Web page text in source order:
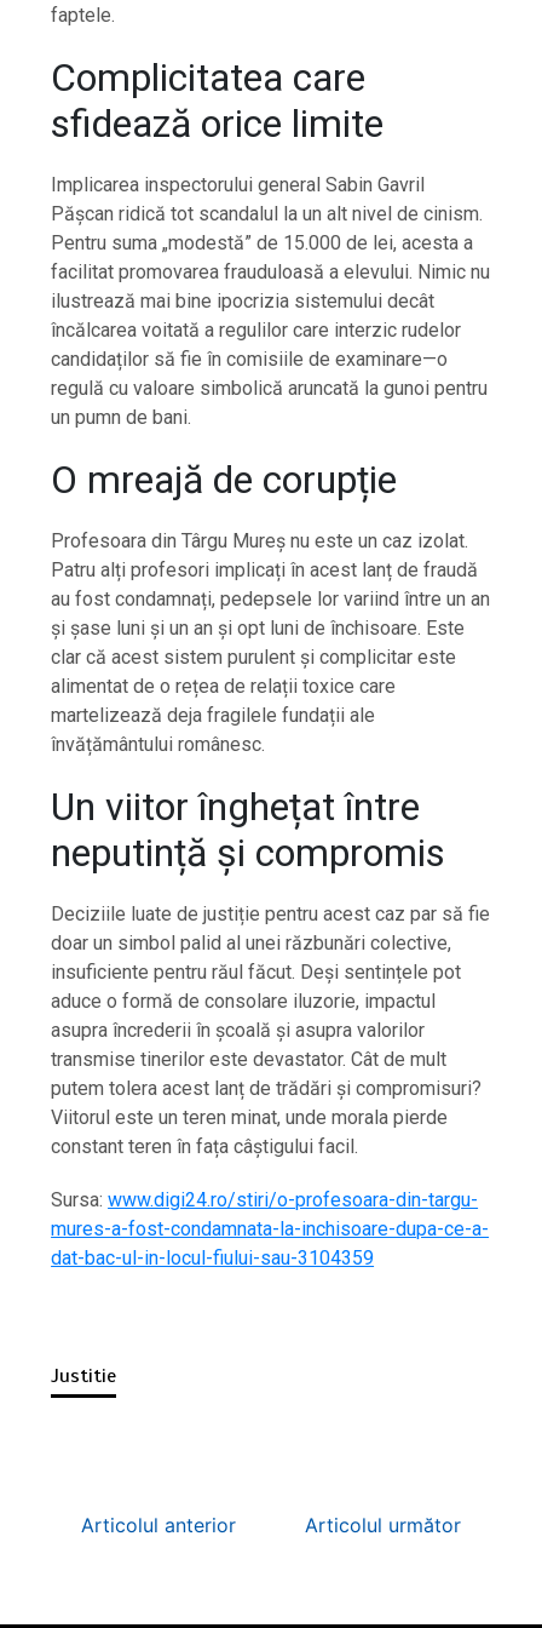
faptele.
Complicitatea care
sfidează orice limite
Implicarea inspectorului general Sabin Gavril
Pășcan ridică tot scandalul la un alt nivel de cinism.
Pentru suma „modestă” de 15.000 de lei, acesta a
facilitat promovarea frauduloasă a elevului. Nimic nu
ilustrează mai bine ipocrizia sistemului decât
încălcarea voitată a regulilor care interzic rudelor
candidaților să fie în comisiile de examinare—o
regulă cu valoare simbolică aruncată la gunoi pentru
un pumn de bani.
O mreajă de corupție
Profesoara din Târgu Mureș nu este un caz izolat.
Patru alți profesori implicați în acest lanț de fraudă
au fost condamnați, pedepsele lor variind între un an
și șase luni și un an și opt luni de închisoare. Este
clar că acest sistem purulent și complicitar este
alimentat de o rețea de relații toxice care
martelizează deja fragilele fundații ale
învățământului românesc.
Un viitor înghețat între
neputință și compromis
Deciziile luate de justiție pentru acest caz par să fie
doar un simbol palid al unei răzbunări colective,
insuficiente pentru răul făcut. Deși sentințele pot
aduce o formă de consolare iluzorie, impactul
asupra încrederii în școală și asupra valorilor
transmise tinerilor este devastator. Cât de mult
putem tolera acest lanț de trădări și compromisuri?
Viitorul este un teren minat, unde morala pierde
constant teren în fața câștigului facil.
Sursa:www.digi24.ro/stiri/o-profesoara-din-targu-
mures-a-fost-condamnata-la-inchisoare-dupa-ce-a-
dat-bac-ul-in-locul-fiului-sau-3104359
Justitie
Articolul anterior Articolul următor
tocător. Pompierii au intervenit în…